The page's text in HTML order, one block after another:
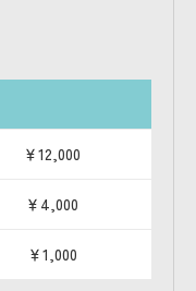
￥12,000
￥4,000
￥1,000